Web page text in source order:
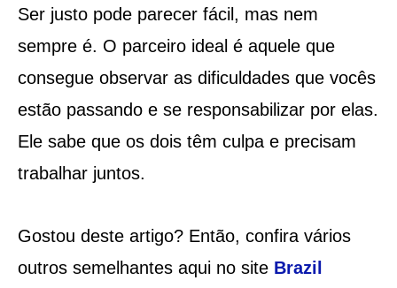
Ser justo pode parecer fácil, mas nem
sempre é. O parceiro ideal é aquele que
consegue observar as dificuldades que vocês
estão passando e se responsabilizar por elas.
Ele sabe que os dois têm culpa e precisam
trabalhar juntos.
Gostou deste artigo? Então, confira vários
outros semelhantes aqui no site Brazil